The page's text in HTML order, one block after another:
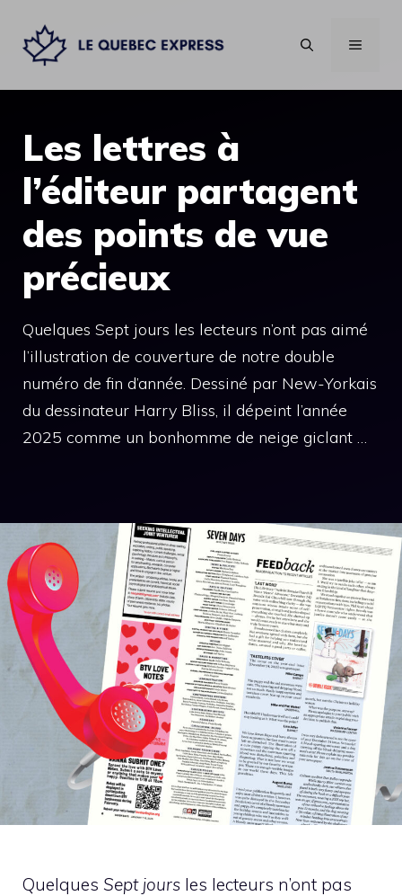
contenu
MENU
Les lettres à
l’éditeur partagent
des points de vue
précieux
Quelques Sept jours les lecteurs n’ont pas aimé
l’illustration de couverture de notre double
numéro de fin d’année. Dessiné par New-Yorkais
du dessinateur Harry Bliss, il dépeint l’année
2025 comme un bonhomme de neige giclant …
Quelques Sept jours les lecteurs n’ont pas